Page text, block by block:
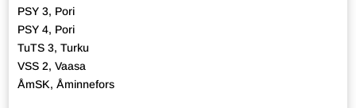
PSY 3, Pori
PSY 4, Pori
TuTS 3, Turku
VSS 2, Vaasa
ÅmSK, Åminnefors